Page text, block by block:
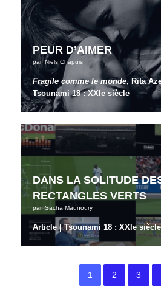
PEUR D’AIMER
par Niels Chapuis
Fragile comme le monde, Rita
Tsounami 18 : XXIe siècle
DANS LA SOLITUDE
RECTANGLES VERTS
par Sacha Maunoury
Article | Tsounami 18 : XXIe siècle
1 2 3